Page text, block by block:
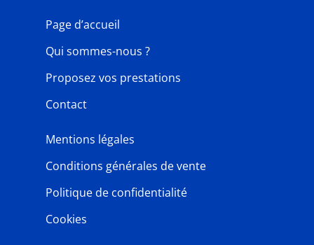
Page d’accueil
Qui sommes-nous ?
Proposez vos prestations
Contact
Mentions légales
Conditions générales de vente
Politique de confidentialité
Cookies